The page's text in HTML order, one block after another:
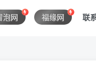
泡网 福缘网 联